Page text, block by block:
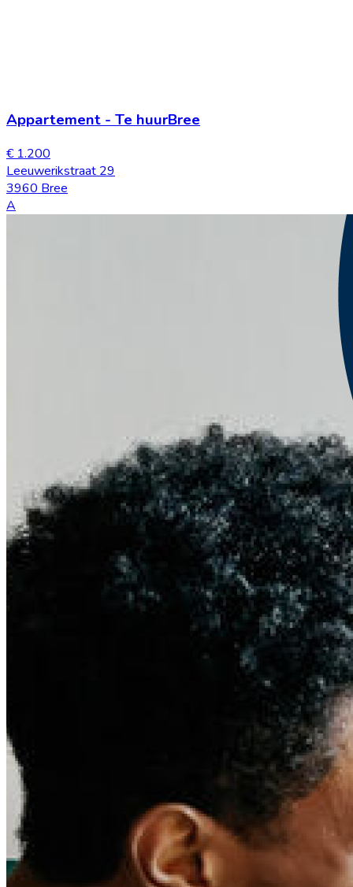
Appartement - Te huurBree
€ 1.200
Leeuwerikstraat 29
3960 Bree
A